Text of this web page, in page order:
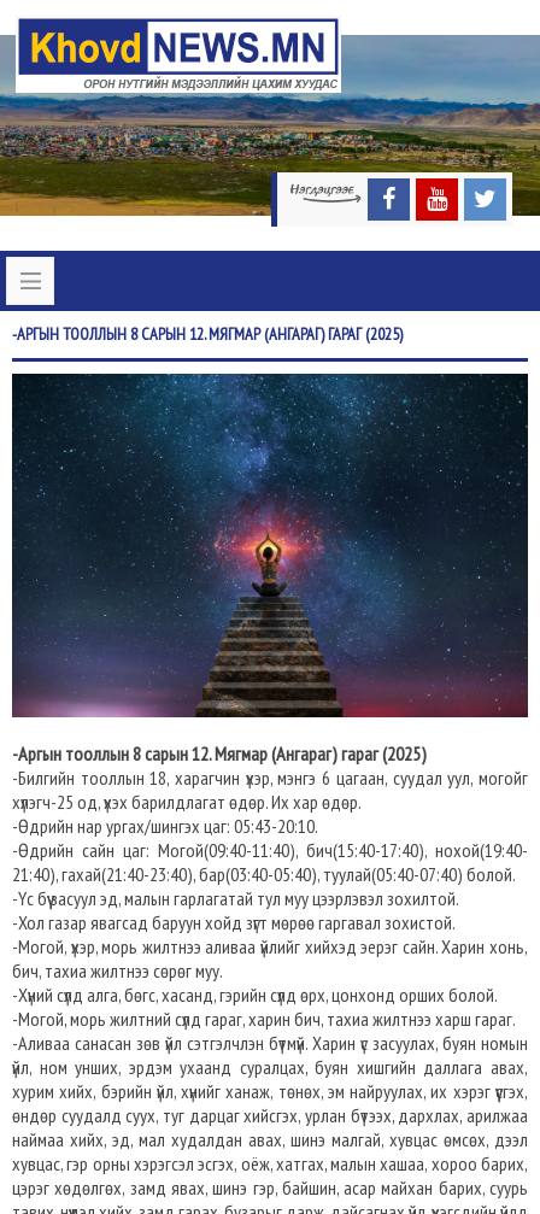
-АРГЫНТООЛЛЫН 8 САРЫН 12. МЯГМАР (АНГАРАГ) ГАРАГ (2025)
-Аргын тооллын 8 сарын 12. Мягмар (Ангараг) гараг (2025)
-Билгийн тооллын 18, харагчин үхэр, мэнгэ 6 цагаан, суудал уул, могойг
хүлэгч-25 од, үхэх барилдлагат өдөр. Их хар өдөр.
-Өдрийн нар ургах/шингэх цаг: 05:43-20:10.​
-Өдрийн сайн цаг: Могой(09:40-11:40), бич(15:40-17:40), нохой(19:40-
21:40), гахай(21:40-23:40), бар(03:40-05:40), туулай(05:40-07:40) болой.
-Үс бүү засуул эд, малын гарлагатай тул муу цээрлэвэл зохилтой.
-Хол газар явагсад баруун хойд зүгт мөрөө гаргавал зохистой.
-Могой, үхэр, морь жилтнээ аливаа үйлийг хийхэд эерэг сайн. Харин хонь,
бич, тахиа жилтнээ сөрөг муу.
-Хүний сүлд алга, бөгс, хасанд, гэрийн сүлд өрх, цонхонд орших болой.
-Могой, морь жилтний сүлд гараг, харин бич, тахиа жилтнээ харш гараг.
-Аливаа санасан зөв үйл сэтгэлчлэн бүтмүй. Харин үс засуулах, буян номын
үйл, ном унших, эрдэм ухаанд суралцах, буян хишгийн даллага авах,
хурим хийх, бэрийн үйл, хүнийг ханаж, төнөх, эм найруулах, их хэрэг үүсгэх,
өндөр суудалд суух, туг дарцаг хийсгэх, урлан бүтээх, дархлах, арилжаа
наймаа хийх, эд, мал худалдан авах, шинэ малгай, хувцас өмсөх, дээл
хувцас, гэр орны хэрэгсэл эсгэх, оёж, хатгах, малын хашаа, хороо барих,
цэрэг хөдөлгөх, замд явах, шинэ гэр, байшин, асар майхан барих, суурь